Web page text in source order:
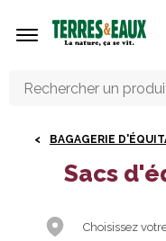
BAGAGERIE
Sacs
Choisissez